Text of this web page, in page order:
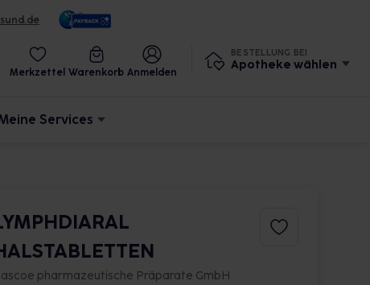
Merkzettel Warenkorb Anmelden
BESTELLUNG BEI
Apotheke wählen
Services
pharmazeutische Präparate GmbH